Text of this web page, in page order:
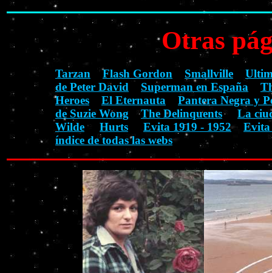
Otras
Tarzan Flash Gordon Smallville
de Peter David
Superman en España
Heroes
El Eternauta
Pantera Negra y
de Suzie Wong
The Delinquents
La
Wilde
Hurts Evita 1919 - 1952
Evita
índice de todas las webs